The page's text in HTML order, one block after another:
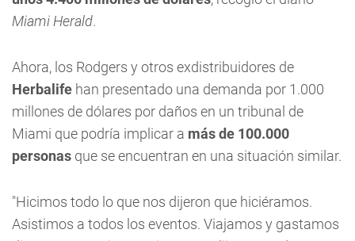
Miami Herald.
Ahora, los Rodgers y otros exdistribuidores de
Herbalife han presentado una demanda por 1.000
millones de dólares por daños en un tribunal de
Miami que podría implicar a más de 100.000
personas que se encuentran en una situación similar.
"Hicimos todo lo que nos dijeron que hiciéramos.
Asistimos a todos los eventos. Viajamos y gastamos